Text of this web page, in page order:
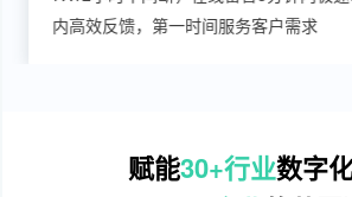
方案，并快速执行解决问题
赋能30+行业数字